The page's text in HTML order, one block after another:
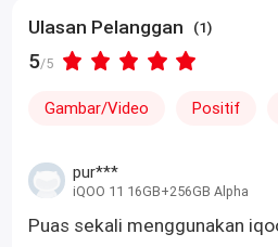
Ulasan Pelanggan (1)
5/5
Gambar/Video Positif
pur***
iQOO 11 16GB+256GB Alpha
Puas sekali menggunakan